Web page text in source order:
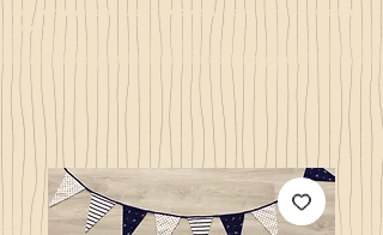
Les commandes jusqu'au 2 août sont garanties pour la
rentrée
Je serai en congés du 10 au 23 août